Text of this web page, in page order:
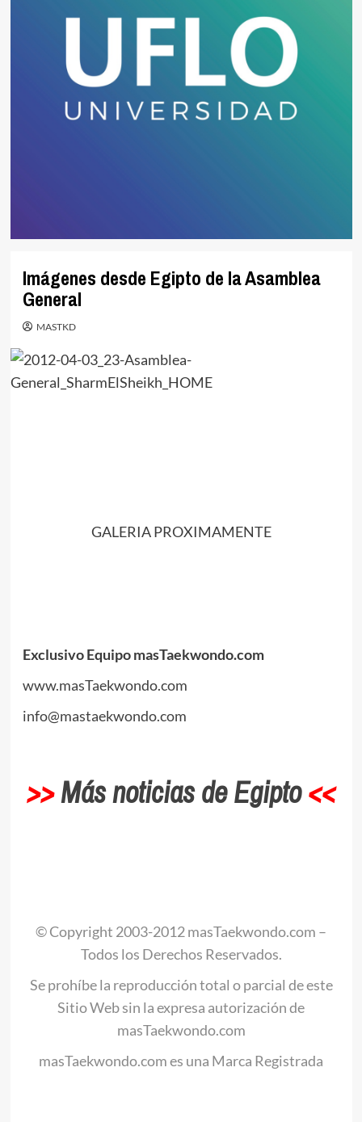
Imágenes desde Egipto de la Asamblea
General
MASTKD
GALERIA PROXIMAMENTE
Exclusivo Equipo masTaekwondo.com
www.masTaekwondo.com
info@mastaekwondo.com
>>Más noticias de Egipto<<
© Copyright 2003-2012 masTaekwondo.com –
Todos los Derechos Reservados.
Se prohíbe la reproducción total o parcial de este
Sitio Web sin la expresa autorización de
masTaekwondo.com
masTaekwondo.com es una Marca Registrada